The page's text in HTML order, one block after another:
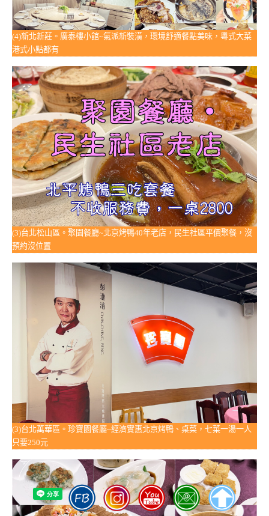
(4)新北新莊。廣泰樓小館~氣派新裝潢，環境舒適餐點美味，粵式大菜
港式小點都有
(3)台北松山區。聚園餐廳~北京烤鴨40年老店，民生社區平價聚餐，沒
預約沒位置
(3)台北萬華區。珍寶園餐廳~經濟實惠北京烤鴨、桌菜，七菜一湯一人
只要250元